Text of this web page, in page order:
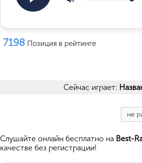
7198 Позиция в рейтинге
Сейчас играет:
не
Cлушайте онлайн бесплатно на Best-
качестве без регистрации!